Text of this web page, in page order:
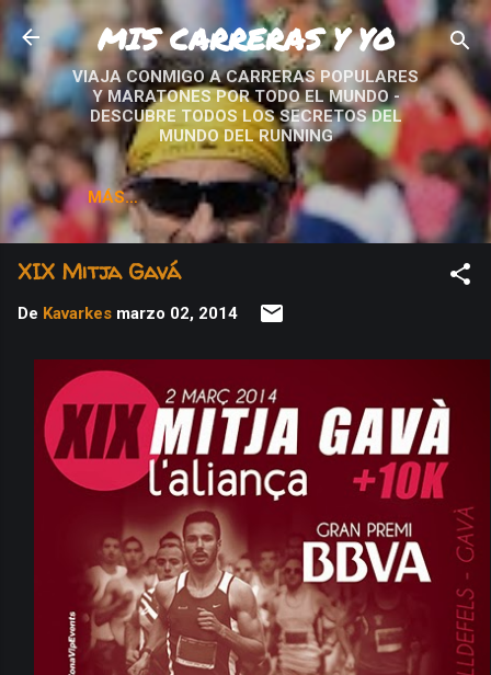
Ir al contenido principal
MIS CARRERAS Y YO
VIAJA CONMIGO A CARRERAS POPULARES
Y MARATONES POR TODO EL MUNDO -
DESCUBRE TODOS LOS SECRETOS DEL
MUNDO DEL RUNNING
MÁS…
XIX Mitja Gavá
De Kavarkes marzo 02, 2014